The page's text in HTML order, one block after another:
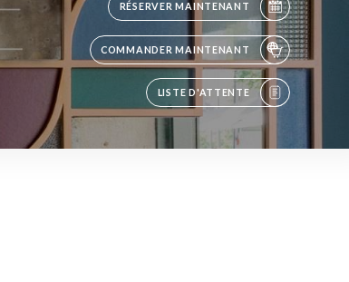
RÉSERVER MAINTENANT
COMMANDER MAINTENANT
LISTE D'ATTENTE